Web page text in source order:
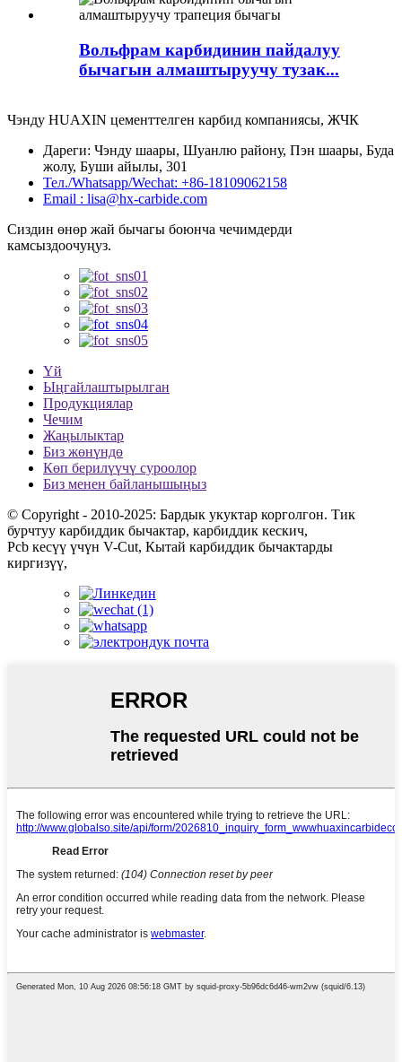
Вольфрам карбидинин пайдалуу
бычагын алмаштыруучу тузак...
Чэнду HUAXIN цементтелген карбид компаниясы, ЖЧК
Дареги: Чэнду шаары, Шуанлю району, Пэн шаары, Буда
жолу, Буши айылы, 301
Тел./Whatsapp/Wechat: +86-18109062158
Email : lisa@hx-carbide.com
Сиздин өнөр жай бычагы боюнча чечимдерди
камсыздоочуңуз.
Үй
Ыңгайлаштырылган
Продукциялар
Чечим
Жаңылыктар
Биз жөнүндө
Көп берилүүчү суроолор
Биз менен байланышыңыз
© Copyright - 2010-2025: Бардык укуктар корголгон. Тик
бурчтуу карбиддик бычактар, карбиддик кескич,
Pcb кесүү үчүн V-Cut, Кытай карбиддик бычактарды
киргизүү,